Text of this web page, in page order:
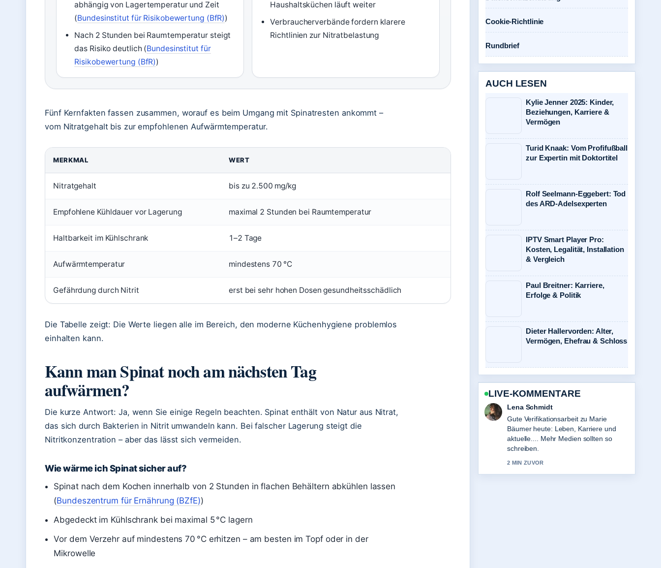
abhängig von Lagertemperatur und Zeit
(Bundesinstitut für Risikobewertung (BfR))
Nach 2 Stunden bei Raumtemperatur steigt
das Risiko deutlich (Bundesinstitut für
Risikobewertung (BfR))
Haushaltsküchen läuft weiter
Verbraucherverbände fordern klarere
Richtlinien zur Nitratbelastung
Fünf Kernfakten fassen zusammen, worauf es beim Umgang mit Spinatresten ankommt –
vom Nitratgehalt bis zur empfohlenen Aufwärmtemperatur.
MERKMAL WERT
Nitratgehalt bis zu 2.500 mg/kg
Empfohlene Kühldauer vor Lagerung maximal 2 Stunden bei Raumtemperatur
Haltbarkeit im Kühlschrank 1–2 Tage
Aufwärmtemperatur mindestens 70 °C
Gefährdung durch Nitrit erst bei sehr hohen Dosen gesundheitsschädlich
Die Tabelle zeigt: Die Werte liegen alle im Bereich, den moderne Küchenhygiene problemlos
einhalten kann.
Kann man Spinat noch am nächsten Tag
aufwärmen?
Die kurze Antwort: Ja, wenn Sie einige Regeln beachten. Spinat enthält von Natur aus Nitrat,
das sich durch Bakterien in Nitrit umwandeln kann. Bei falscher Lagerung steigt die
Nitritkonzentration – aber das lässt sich vermeiden.
Wie wärme ich Spinat sicher auf?
Spinat nach dem Kochen innerhalb von 2 Stunden in flachen Behältern abkühlen lassen
(Bundeszentrum für Ernährung (BZfE))
Abgedeckt im Kühlschrank bei maximal 5 °C lagern
Vor dem Verzehr auf mindestens 70 °C erhitzen – am besten im Topf oder in der
Mikrowelle
Cookie-Richtlinie
Rundbrief
AUCH LESEN
Kylie Jenner 2025: Kinder,
Beziehungen, Karriere &
Vermögen
Turid Knaak: Vom Profifußball
zur Expertin mit Doktortitel
Rolf Seelmann-Eggebert: Tod
des ARD-Adelsexperten
IPTV Smart Player Pro:
Kosten, Legalität, Installation
& Vergleich
Paul Breitner: Karriere,
Erfolge & Politik
Dieter Hallervorden: Alter,
Vermögen, Ehefrau & Schloss
LIVE-KOMMENTARE
Felix Meyer
Starke Einordnung zu Tower Bridge:
Geschichte, Eintritt und
Besichtigungstipps. Das ist die klarste
Zusammenfassung, die ich heute